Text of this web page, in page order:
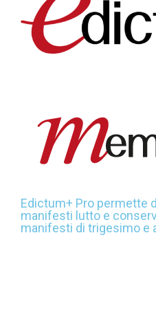
Edictum+ Pro permette
manifesti lutto e
manifesti di trigesimo e